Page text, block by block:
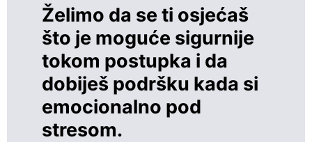
Želimo da se ti osjećaš
što je moguće sigurnije
tokom postupka i da
dobiješ podršku kada si
emocionalno pod
stresom.